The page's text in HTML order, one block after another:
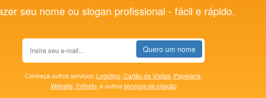
seu nome ou slogan profissional - fácil e rápido.
Quero um nome
Conheça outros serviços: Logotipo, Cartão de Visitas, Papelaria,
Website, Folheto, e outrosserviços de criação